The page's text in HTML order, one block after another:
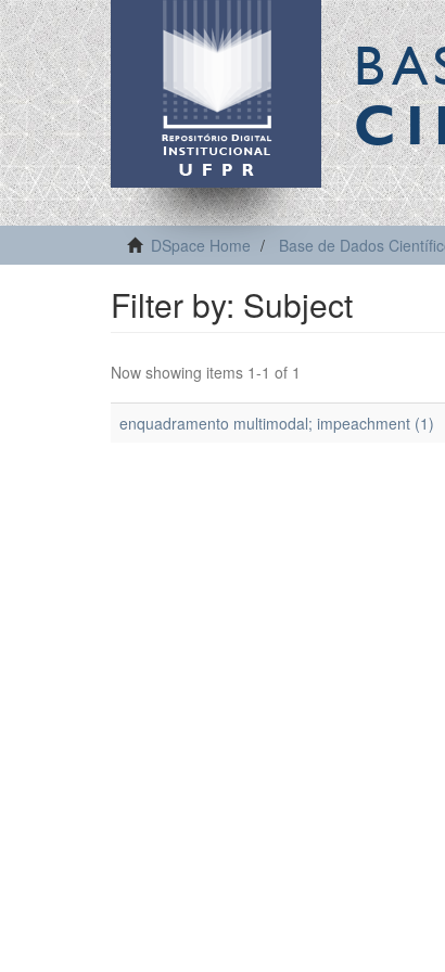
DSpace Home Base de Dados
Filter by: Subject
Now showing items 1-1 of 1
enquadramento multimodal; impeachment (1)